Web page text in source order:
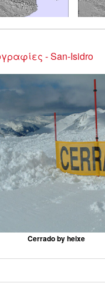
- San-Isidro
Cerrado by heixe